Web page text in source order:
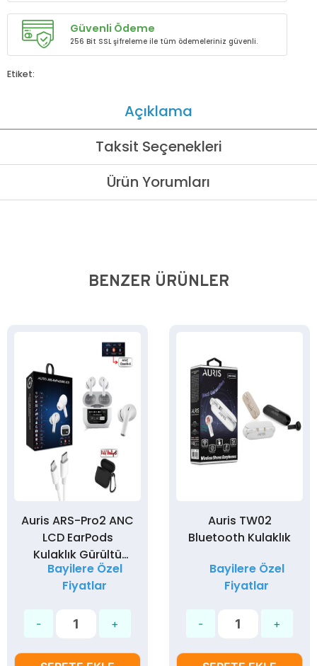
Güvenli Ödeme
256 Bit SSL şifreleme ile tüm ödemeleriniz güvenli.
Etiket:
Açıklama
Taksit Seçenekleri
Ürün Yorumları
BENZER ÜRÜNLER
Auris ARS-Pro2 ANC
LCD EarPods
Kulaklık Gürültü
Engelleme - Silikon
Kılıf Hediyeli
Bayilere Özel
Fiyatlar
Auris TW02
Bluetooth Kulaklık
Bayilere Özel
Fiyatlar